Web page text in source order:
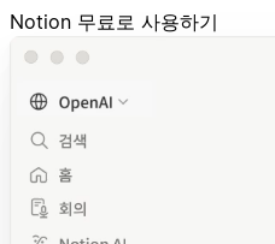
Notion 무료로 사용하기